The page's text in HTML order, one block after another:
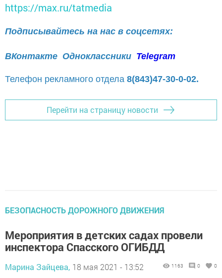
https://max.ru/tatmedia
Подписывайтесь на нас в соцсетях:
ВКонтакте Одноклассники Telegram
Телефон рекламного отдела 8(843)47-30-0-02.
Перейти на страницу новости
БЕЗОПАСНОСТЬ ДОРОЖНОГО ДВИЖЕНИЯ
Мероприятия в детских садах провели
инспектора Спасского ОГИБДД
Марина Зайцева, 18 мая 2021 - 13:52 1163 0 0